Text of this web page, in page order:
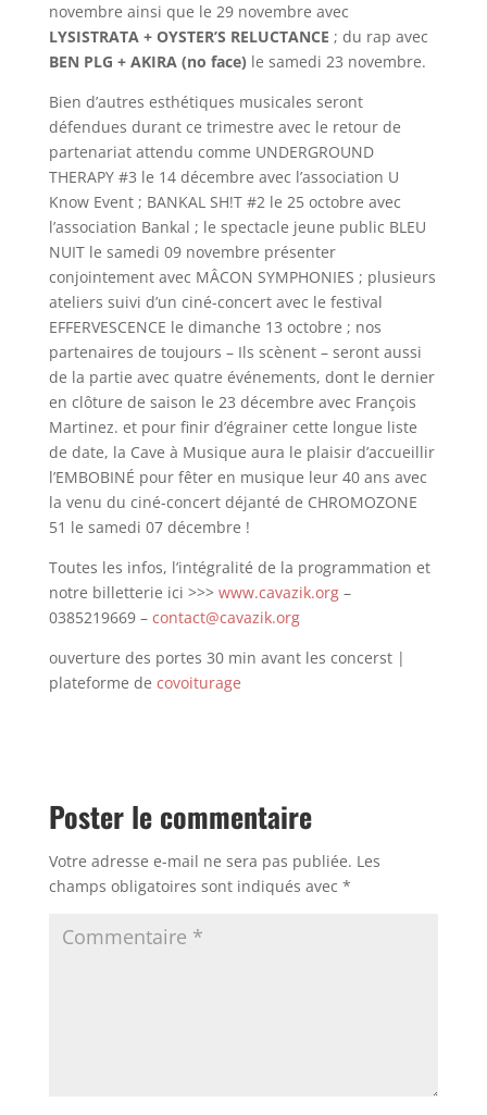
novembre ainsi que le 29 novembre avec
LYSISTRATA + OYSTER’S RELUCTANCE ; du rap avec
BEN PLG + AKIRA (no face) le samedi 23 novembre.
Bien d’autres esthétiques musicales seront
défendues durant ce trimestre avec le retour de
partenariat attendu comme UNDERGROUND
THERAPY #3 le 14 décembre avec l’association U
Know Event ; BANKAL SH!T #2 le 25 octobre avec
l’association Bankal ; le spectacle jeune public BLEU
NUIT le samedi 09 novembre présenter
conjointement avec MÂCON SYMPHONIES ; plusieurs
ateliers suivi d’un ciné-concert avec le festival
EFFERVESCENCE le dimanche 13 octobre ; nos
partenaires de toujours – Ils scènent – seront aussi
de la partie avec quatre événements, dont le dernier
en clôture de saison le 23 décembre avec François
Martinez. et pour finir d’égrainer cette longue liste
de date, la Cave à Musique aura le plaisir d’accueillir
l’EMBOBINÉ pour fêter en musique leur 40 ans avec
la venu du ciné-concert déjanté de CHROMOZONE
51 le samedi 07 décembre !
Toutes les infos, l’intégralité de la programmation et
notre billetterie ici >>> www.cavazik.org–
0385219669 – contact@cavazik.org
ouverture des portes 30 min avant les concerst |
plateforme de covoiturage
Poster le commentaire
Votre adresse e-mail ne sera pas publiée. Les
champs obligatoires sont indiqués avec *